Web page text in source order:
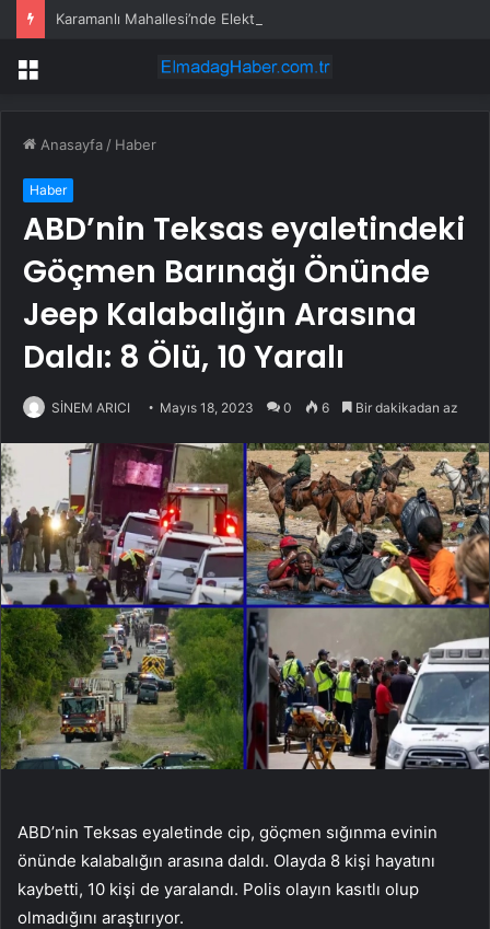
Menü
Anasayfa / Haber
Haber
ABD’nin Teksas eyaletindeki
Göçmen Barınağı Önünde
Jeep Kalabalığın Arasına
Daldı: 8 Ölü, 10 Yaralı
SİNEM ARICI Mayıs 18, 2023 0 6 Bir dakikadan az
ABD’nin Teksas eyaletinde cip, göçmen sığınma evinin
önünde kalabalığın arasına daldı. Olayda 8 kişi hayatını
kaybetti, 10 kişi de yaralandı. Polis olayın kasıtlı olup
olmadığını araştırıyor.